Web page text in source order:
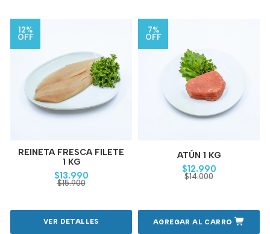
12%
OFF
REINETA FRESCA FILETE
1 KG
$13.990
$15.900
VER DETALLES
7%
OFF
ATÚN 1 KG
$12.990
$14.000
AGREGAR AL CARRO